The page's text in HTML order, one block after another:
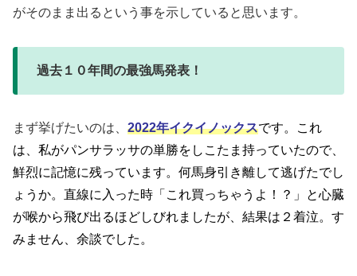
がそのまま出るという事を示していると思います。
過去１０年間の最強馬発表！
まず挙げたいのは、 2022年イクイノックスです。これ
は、私がパンサラッサの単勝をしこたま持っていたので、
鮮烈に記憶に残っています。何馬身引き離して逃げたでし
ょうか。直線に入った時「これ買っちゃうよ！？」と心臓
が喉から飛び出るほどしびれましたが、結果は２着泣。す
みません、余談でした。